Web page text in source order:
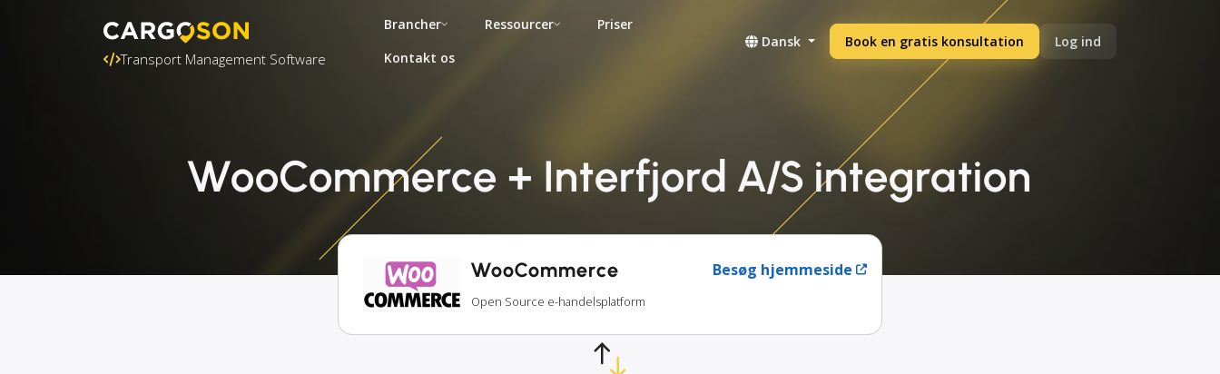
Transport Management Software
Brancher Ressourcer
Priser
Kontakt os
Dansk Book en gratis konsultation Log ind
WooCommerce + Interfjord A/S integration
WooCommerce Besøg hjemmeside
Open Source e-handelsplatform